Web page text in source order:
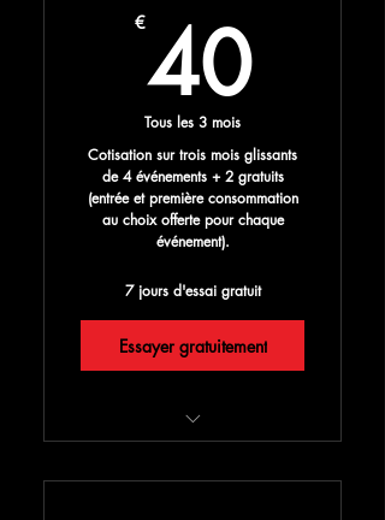
-30% sur tous les autres
événements ENJOY! Paris
Cadeaux spéciaux inclus et
pleins d'autres surprises
ENJOY!
€4040€
Tous les 3 mois
Cotisation sur trois mois glissants
de 4 événements + 2 gratuits
(entrée et première consommation
au choix offerte pour chaque
événement).
7 jours d'essai gratuit
Essayer gratuitement
entrées gratuites avec conso